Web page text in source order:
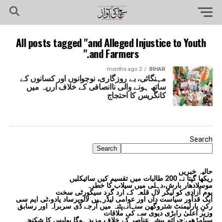
All posts tagged "and Alleged Injustice to Youth
and Farmers."
BIHAR
2 months ago
مہنگائی، بے روزگاری، نوجوانوں اور کسانوں کے
ساتھ ہونے والی ناانصافی کے خلاف ارریہ میں
کانگریس کا احتجاج
Search
Search
حالیہ خبریں
ریکھا گپتا نے 200 طالبات میں تقسیم کیں سائیکلیں
موسلادھار بارش،دہلی میں سیلاب کا خطرہ
یوم آزادی کو لیکر لال قلعہ کے ارد گرد سیکورٹی سخت
ایک قدآور سیاست داں اور عوامی لیڈرہیں لالوپرساد یادو،ٹی ایم سی
رکنِ پارلیمنٹ شتروگھن سنہانےپٹنہ میں آرجے ڈی سربراہ اور رسابق
وزیر اعلیٰ رابڑی دیوی سے کی ملاقات
سیامڑھی:جرائم پیشہ عناصر کے خلاف مزید ہوگا پولیس کا شکنجہ